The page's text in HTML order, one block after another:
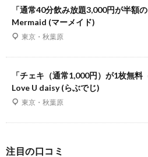
「通常40分飲み放題3,000円が半額の
Mermaid (マーメイド)
東京・秋葉原
「チェキ（通常1,000円）が1枚無料
Love U daisy (らぶでじ)
東京・秋葉原
注目の口コミ